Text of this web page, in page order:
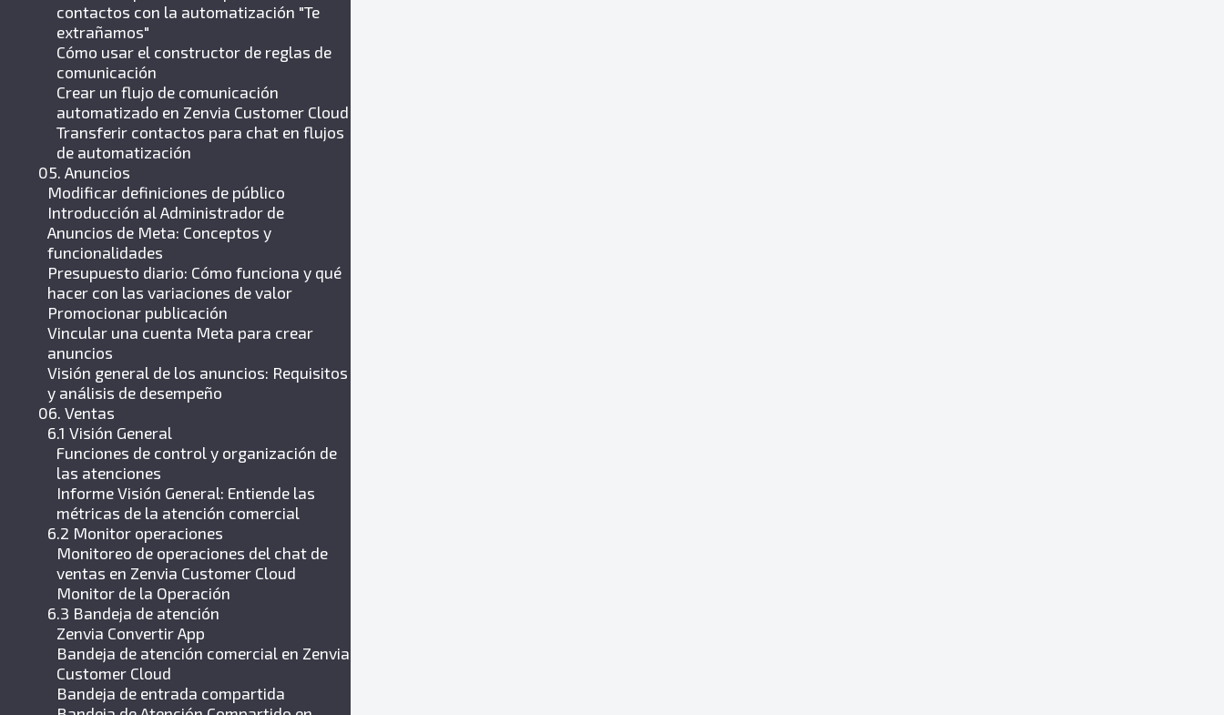
contactos con la automatización "Te
extrañamos"
Cómo usar el constructor de reglas de
comunicación
Crear un flujo de comunicación
automatizado en Zenvia Customer Cloud
Transferir contactos para chat en flujos
de automatización
05. Anuncios
Modificar definiciones de público
Introducción al Administrador de
Anuncios de Meta: Conceptos y
funcionalidades
Presupuesto diario: Cómo funciona y qué
hacer con las variaciones de valor
Promocionar publicación
Vincular una cuenta Meta para crear
anuncios
Visión general de los anuncios: Requisitos
y análisis de desempeño
06. Ventas
6.1 Visión General
Funciones de control y organización de
las atenciones
Informe Visión General: Entiende las
métricas de la atención comercial
6.2 Monitor operaciones
Monitoreo de operaciones del chat de
ventas en Zenvia Customer Cloud
Monitor de la Operación
6.3 Bandeja de atención
Zenvia Convertir App
Bandeja de atención comercial en Zenvia
Customer Cloud
Bandeja de entrada compartida